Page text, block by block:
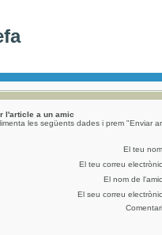
l'article a un amic
les següents dades i prem "Enviar
El teu nom
El teu correu electrònic
El nom de l'amic
El seu correu electrònic
Comentari